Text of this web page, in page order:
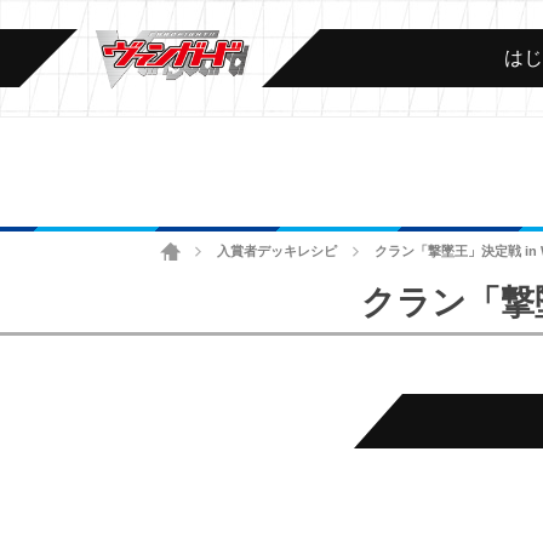
は
ホーム 入賞者デッキレシピ クラン「撃墜王」決定戦 in
クラン「